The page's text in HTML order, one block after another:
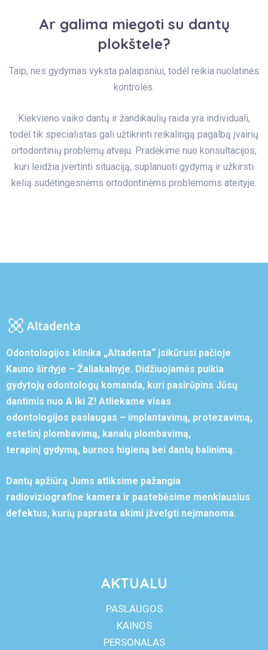
Ar galima miegoti su dantų
plokštele?
Taip, nes gydymas vyksta palaipsniui, todėl reikia nuolatinės
kontrolės.
Kiekvieno vaiko dantų ir žandikaulių raida yra individuali,
todėl tik specialistas gali užtikrinti reikalingą pagalbą įvairių
ortodontinių problemų atveju. Pradėkime nuo konsultacijos,
kuri leidžia įvertinti situaciją, suplanuoti gydymą ir užkirsti
kelią sudėtingesnėms ortodontinėms problemoms ateityje.
Odontologijos klinika „Altadenta“ įsikūrusi pačioje
Kauno širdyje – Žaliakalnyje. Didžiuojamės puikia
gydytojų odontologų komanda, kuri pasirūpins Jūsų
dantimis nuo A iki Z! Atliekame visas
odontologijos paslaugas – implantavimą, protezavimą,
estetinį plombavimą, kanalų plombavimą,
terapinį gydymą, burnos higieną bei dantų balinimą.
Dantų apžiūrą Jums atliksime pažangia
radioviziografine kamera ir pastebėsime menkiausius
defektus, kurių paprasta akimi įžvelgti neįmanoma.
AKTUALU
PASLAUGOS
KAINOS
PERSONALAS